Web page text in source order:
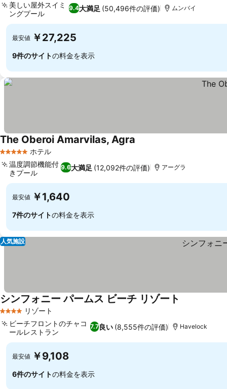
9.4大満足 (50,496件の評価)
美しい屋外スイミ
ングプール
ムンバイ
最安値 ￥27,225
9件のサイトの料金を表示
5 ホテルのランク
ホテル
The Oberoi Amarvilas, Agra
9.6大満足 (12,092件の評価)
温度調節機能付
きプール
アーグラ
最安値 ￥1,640
7件のサイトの料金を表示
人気施設
4 ホテルのランク
リゾート
シンフォニー パームス ビーチ リゾート
7.7良い (8,555件の評価)
ビーチフロントのチャコ
ールレストラン
Havelock
最安値 ￥9,108
6件のサイトの料金を表示